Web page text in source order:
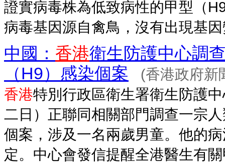
證實病毒株為低致病性的甲型（
病毒基因源自禽鳥，沒有出現基
中國： 香港衛生防護中心調
（H9）感染個案
(香港政府新
香港特別行政區衛生署衛生防護
二日）正聯同相關部門調查一宗
個案，涉及一名兩歲男童。他的
定。中心會發信提醒全港醫生有